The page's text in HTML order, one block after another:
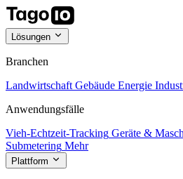
Lösungen
Branchen
Landwirtschaft Gebäude Energie
Anwendungsfälle
Vieh-Echtzeit-Tracking Geräte &
Submetering Mehr
Plattform